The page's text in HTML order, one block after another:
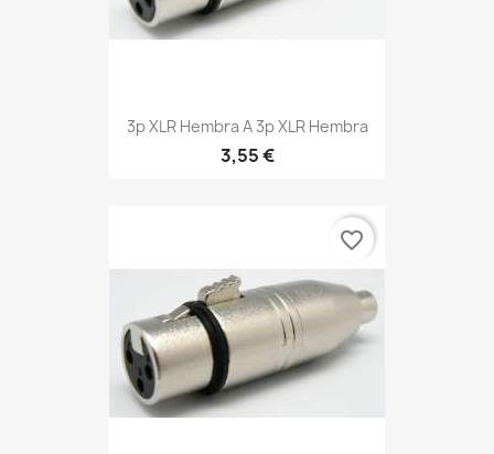
3p XLR Hembra A 3p XLR Hembra
3,55 €
favorite_border